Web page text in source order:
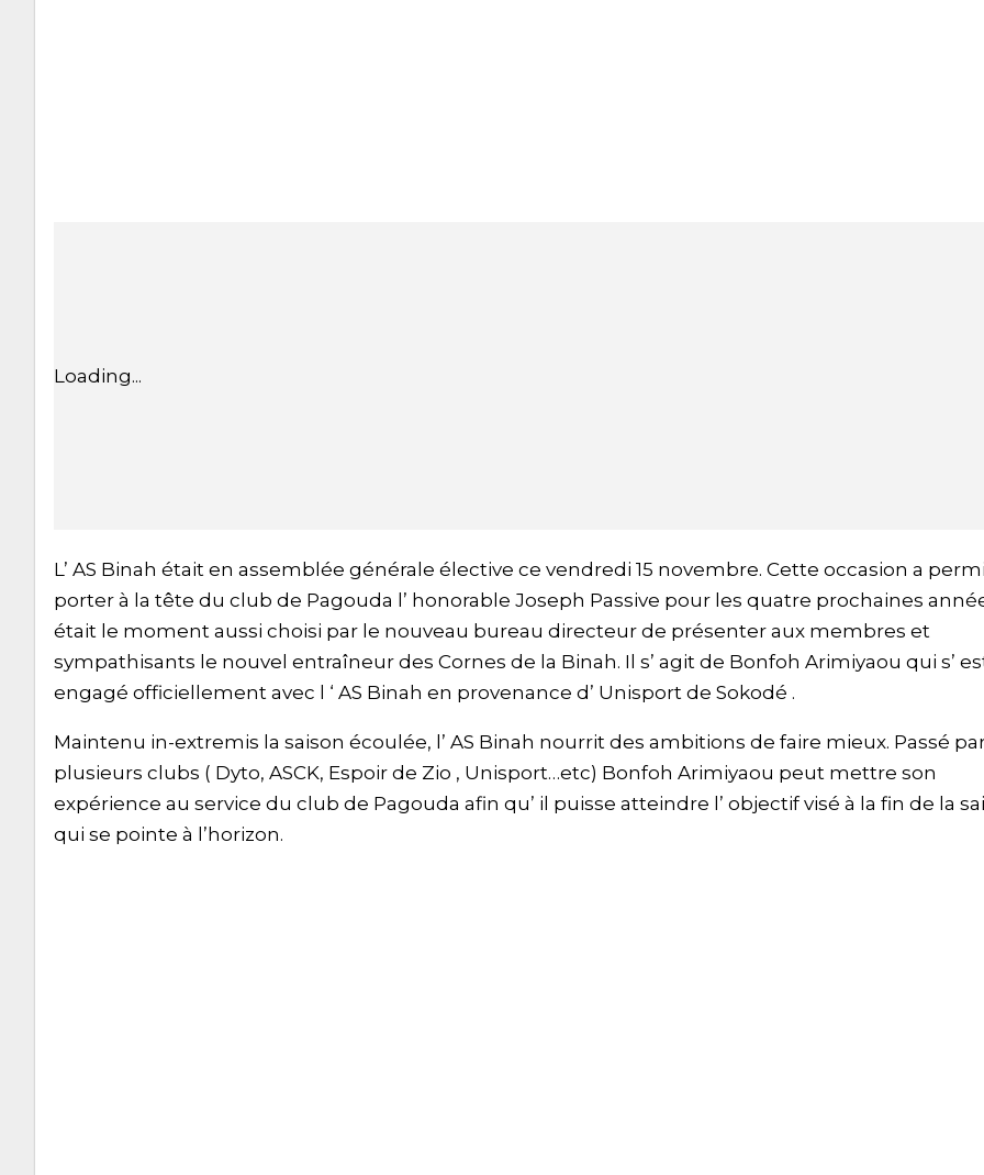
Loading...
L’ AS Binah était en assemblée générale élective ce vendredi 15 novembre. Cette occasion a
porter à la tête du club de Pagouda l’ honorable Joseph Passive pour les quatre prochaines
était le moment aussi choisi par le nouveau bureau directeur de présenter aux membres et
sympathisants le nouvel entraîneur des Cornes de la Binah. Il s’ agit de Bonfoh Arimiyaou qui s’
engagé officiellement avec l ‘ AS Binah en provenance d’ Unisport de Sokodé .
Maintenu in-extremis la saison écoulée, l’ AS Binah nourrit des ambitions de faire mieux. Passé
plusieurs clubs ( Dyto, ASCK, Espoir de Zio , Unisport…etc) Bonfoh Arimiyaou peut mettre son
expérience au service du club de Pagouda afin qu’ il puisse atteindre l’ objectif visé à la fin de la
qui se pointe à l’horizon.